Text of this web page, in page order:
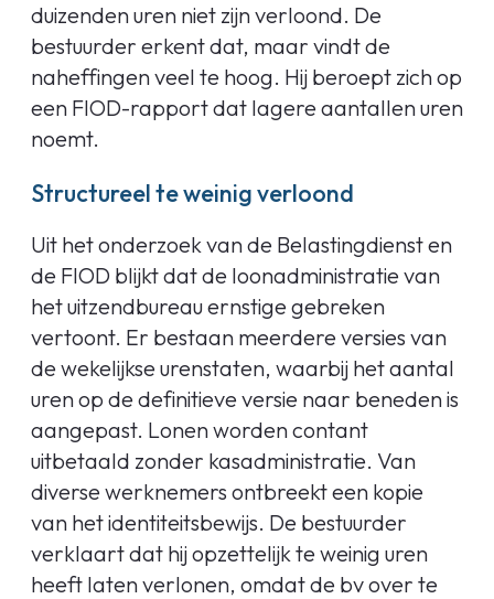
duizenden uren niet zijn verloond. De
bestuurder erkent dat, maar vindt de
naheffingen veel te hoog. Hij beroept zich op
een FIOD-rapport dat lagere aantallen uren
noemt.
Structureel te weinig verloond
Uit het onderzoek van de Belastingdienst en
de FIOD blijkt dat de loonadministratie van
het uitzendbureau ernstige gebreken
vertoont. Er bestaan meerdere versies van
de wekelijkse urenstaten, waarbij het aantal
uren op de definitieve versie naar beneden is
aangepast. Lonen worden contant
uitbetaald zonder kasadministratie. Van
diverse werknemers ontbreekt een kopie
van het identiteitsbewijs. De bestuurder
verklaart dat hij opzettelijk te weinig uren
heeft laten verlonen, omdat de bv over te